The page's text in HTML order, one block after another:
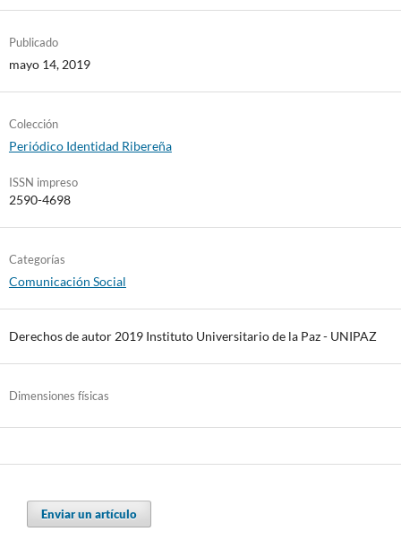
Publicado
mayo 14, 2019
Colección
Periódico Identidad Ribereña
ISSN impreso
2590-4698
Categorías
Comunicación Social
Derechos de autor 2019 Instituto Universitario de la Paz - UNIPAZ
Dimensiones físicas
Enviar un artículo